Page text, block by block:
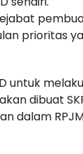
prioritas
untuk
dibuat
dalam